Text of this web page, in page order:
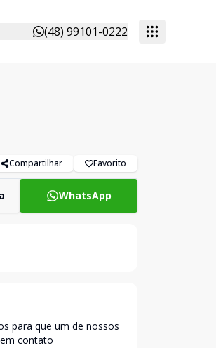
(48) 99101-0222
Compartilhar Favorito
WhatsApp
para que um de nossos
contato